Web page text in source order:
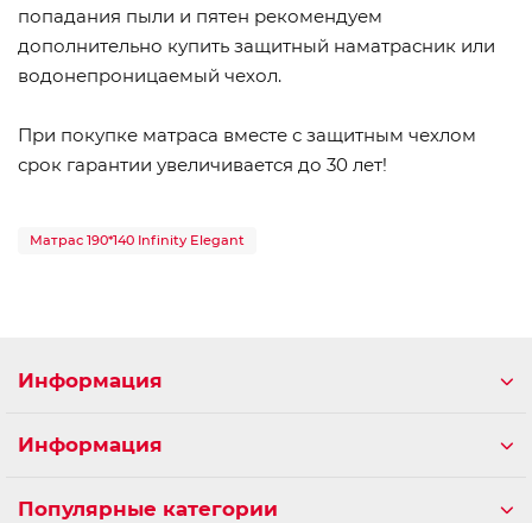
попадания пыли и пятен рекомендуем
дополнительно купить защитный наматрасник или
водонепроницаемый чехол.
При покупке матраса вместе с защитным чехлом
срок гарантии увеличивается до 30 лет!
Матрас 190*140 Infinity Elegant
Информация
Информация
Популярные категории